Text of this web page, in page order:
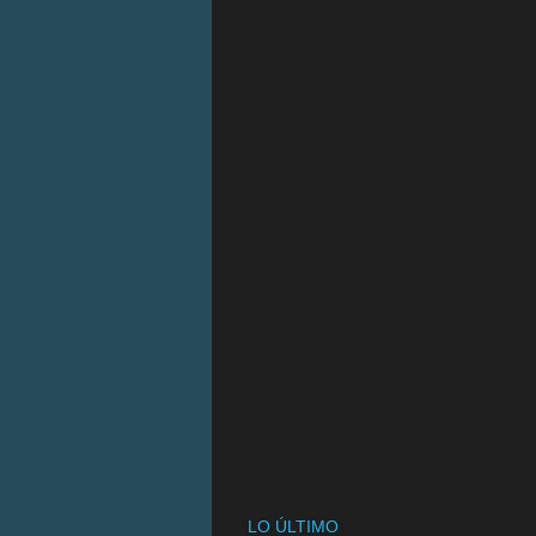
LO ÚLTIMO